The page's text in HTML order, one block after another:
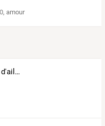
,amour
Poussi&egrave;re d'aile de f&eacute;e et ongles de sorciers.